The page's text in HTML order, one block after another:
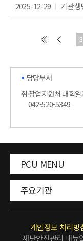
2025-12-29 기관
담당부서
취·창업지원처 대학
042-520-5349
PCU MENU
주요기관
개인정보 처리방
재난안전관리 매뉴